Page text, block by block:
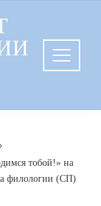
тобой!» на
филологии (СП)